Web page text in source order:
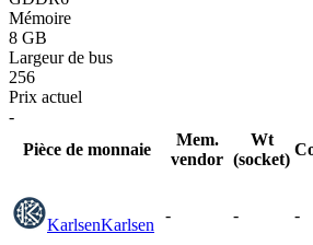
Mémoire
8 GB
Largeur de bus
256
Prix actuel
-
Pièce de monnaie
Mem.
vendor
Wt
(socket)
KarlsenKarlsen
- - -